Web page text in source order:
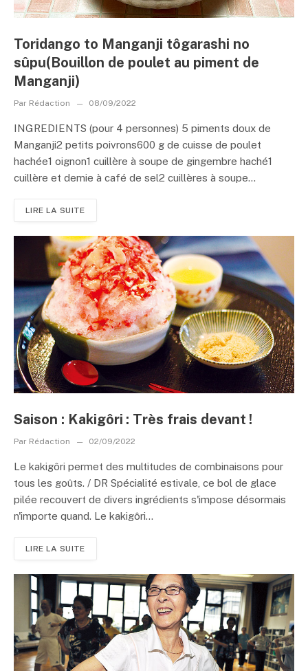
Toridango to Manganji tôgarashi no
sûpu(Bouillon de poulet au piment de
Manganji)
Par Rédaction 08/09/2022
INGREDIENTS (pour 4 personnes) 5 piments doux de
Manganji2 petits poivrons600 g de cuisse de poulet
hachée1 oignon1 cuillère à soupe de gingembre haché1
cuillère et demie à café de sel2 cuillères à soupe...
LIRE LA SUITE
Saison : Kakigôri : Très frais devant !
Par Rédaction 02/09/2022
Le kakigôri permet des multitudes de combinaisons pour
tous les goûts. / DR Spécialité estivale, ce bol de glace
pilée recouvert de divers ingrédients s'impose désormais
n'importe quand. Le kakigôri...
LIRE LA SUITE